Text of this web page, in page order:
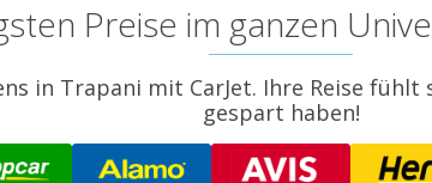
Preise im ganzen
in Trapani mit CarJet. Ihre Reise fühlt
gespart haben!